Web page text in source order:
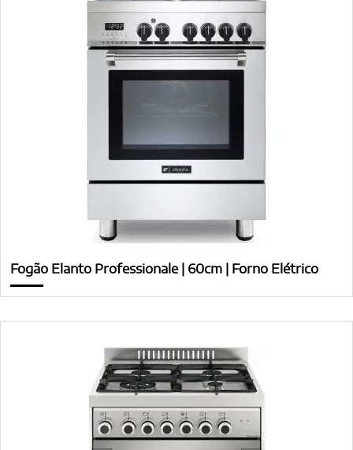
Fogão Elanto Professionale | 60cm | Forno Elétrico